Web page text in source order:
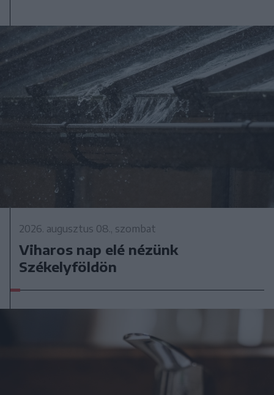
2026. augusztus 08., szombat
Viharos nap elé nézünk
Székelyföldön